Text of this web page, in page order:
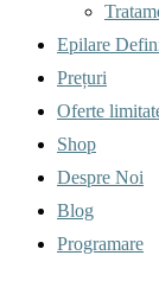
Epilare
Prețuri
Oferte
Shop
Despre Noi
Blog
Programare